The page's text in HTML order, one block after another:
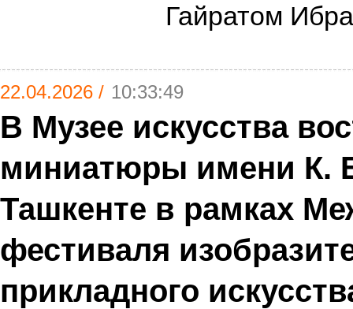
Гайратом
22.04.2026 / 10:33:49
В Музее искусства
миниатюры имени К.
Ташкенте в рамках
фестиваля
прикладного